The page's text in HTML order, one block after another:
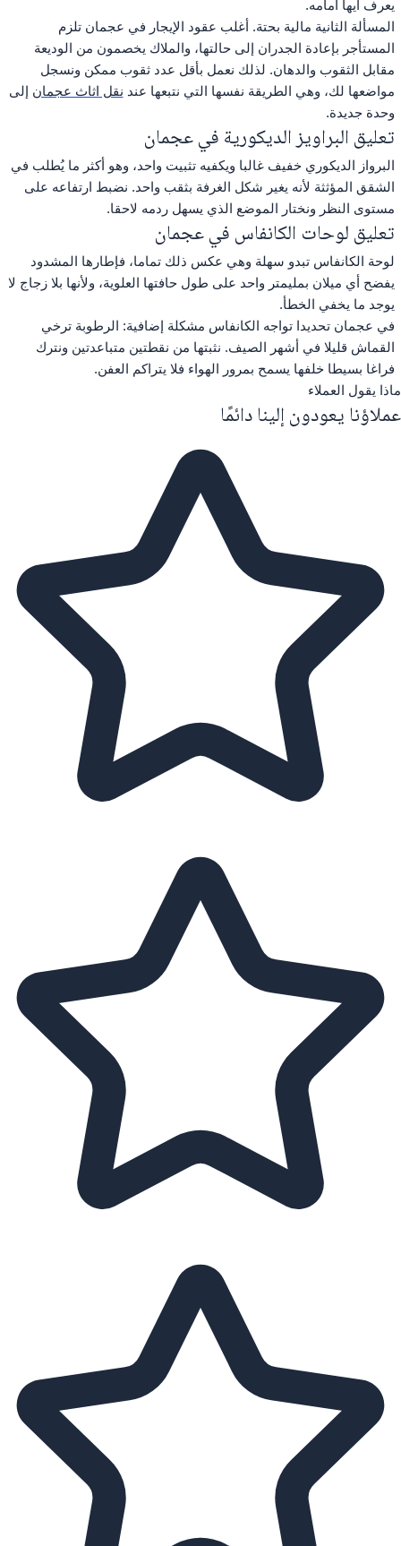
يعرف أيها أمامه.
المسألة الثانية مالية بحتة. أغلب عقود الإيجار في عجمان تلزم
المستأجر بإعادة الجدران إلى حالتها، والملاك يخصمون من الوديعة
مقابل الثقوب والدهان. لذلك نعمل بأقل عدد ثقوب ممكن ونسجل
مواضعها لك، وهي الطريقة نفسها التي نتبعها عند نقل اثاث عجمان إلى
وحدة جديدة.
تعليق البراويز الديكورية في عجمان
البرواز الديكوري خفيف غالبا ويكفيه تثبيت واحد، وهو أكثر ما يُطلب في
الشقق المؤثثة لأنه يغير شكل الغرفة بثقب واحد. نضبط ارتفاعه على
مستوى النظر ونختار الموضع الذي يسهل ردمه لاحقا.
تعليق لوحات الكانفاس في عجمان
لوحة الكانفاس تبدو سهلة وهي عكس ذلك تماما، فإطارها المشدود
يفضح أي ميلان بمليمتر واحد على طول حافتها العلوية، ولأنها بلا زجاج لا
يوجد ما يخفي الخطأ.
في عجمان تحديدا تواجه الكانفاس مشكلة إضافية: الرطوبة ترخي
القماش قليلا في أشهر الصيف. نثبتها من نقطتين متباعدتين ونترك
فراغا بسيطا خلفها يسمح بمرور الهواء فلا يتراكم العفن.
ماذا يقول العملاء
عملاؤنا يعودون إلينا دائمًا